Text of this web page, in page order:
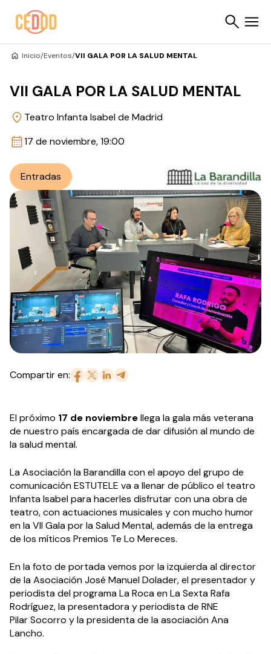
Buscar
Inicio/Eventos/VII GALA POR LA SALUD MENTAL
VII GALA POR LA SALUD MENTAL
Teatro Infanta Isabel de Madrid
17 de noviembre, 19:00
Entradas
Compartir en:
El próximo 17 de noviembrellega la gala más veterana
de nuestro país encargada de dar difusión al mundo de
la salud mental.
La Asociación la Barandilla con el apoyo del grupo de
comunicación ESTUTELE va a llenar de público el teatro
Infanta Isabel para hacerles disfrutar con una obra de
teatro, con actuaciones musicales y con mucho humor
en la VII Gala por la Salud Mental, además de la entrega
de los míticos Premios Te Lo Mereces.
En la foto de portada vemos por la izquierda al director
de la Asociación José Manuel Dolader, el presentador y
periodista del programa La Roca en La Sexta Rafa
Rodríguez, la presentadora y periodista de RNE
Pilar Socorro y la presidenta de la asociación Ana
Lancho.